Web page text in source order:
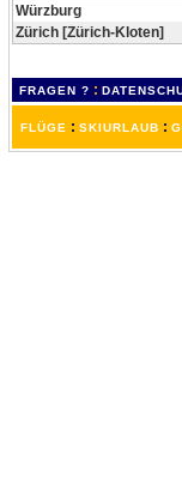
Würzburg
Zürich [Zürich-Kloten]
FRAGEN ? :
FLÜGE : SKIURLAUB :